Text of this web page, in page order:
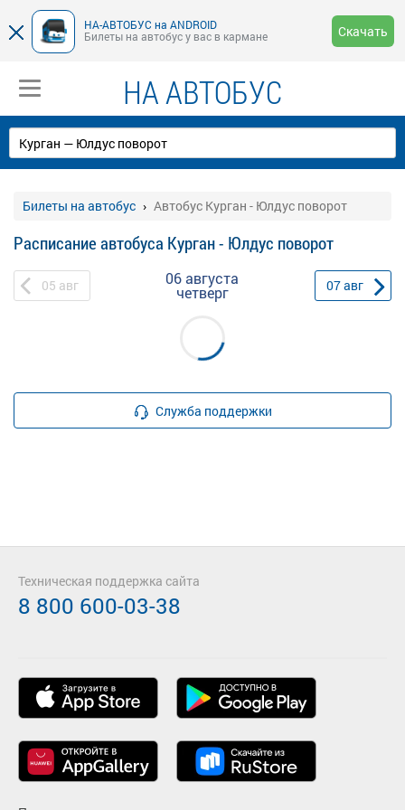
НА-АВТОБУС на ANDROID
Билеты на автобус у вас в кармане
Скачать
НА АВТОБУС
Билеты на автобус Автобус Курган - Юлдус поворот
Расписание автобуса Курган - Юлдус поворот
05 авг 06 августа
четверг 07авг
Служба поддержки
Техническая поддержка сайта
8 800 600-03-38